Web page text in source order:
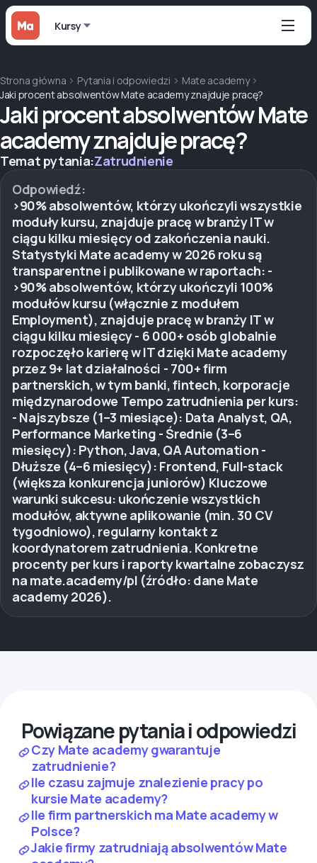
Kursy
Strona główna Pytania i odpowiedzi
Mate academy
Jaki procent absolwentów Mate academy znajduje pracę?
Jaki procent absolwentów Mate
academy znajduje pracę?
Temat pytania:Zatrudnienie
Odpowiedź:
>90% absolwentów, którzy ukończyli wszystkie
moduły kursu, znajduje pracę w branży IT w
ciągu kilku miesięcy od zakończenia nauki.
Statystyki Mate academy w 2026 roku są
transparentne i publikowane w raportach: -
>90% absolwentów, którzy ukończyli 100%
modułów kursu (włącznie z modułem
Employment), znajduje pracę w branży IT w
ciągu kilku miesięcy - 6 000+ osób globalnie
rozpoczęło karierę w IT dzięki Mate academy
przez 9+ lat działalności - 700+ firm
partnerskich, w tym banki, fintech, korporacje
międzynarodowe Tempo zatrudnienia per kurs:
- Najszybsze (1–3 miesiące): Data Analyst, QA,
Performance Marketing - Średnie (3–6
miesięcy): Python, Java, QA Automation -
Dłuższe (4–6 miesięcy): Frontend, Full-stack
(większa konkurencja juniorów) Kluczowe
warunki sukcesu: ukończenie wszystkich
modułów, aktywne aplikowanie (min. 30 CV
tygodniowo), regularny kontakt z
koordynatorem zatrudnienia. Konkretne
procenty per kurs i raporty kwartalne zobaczysz
na mate.academy/pl (źródło: dane Mate
academy 2026).
Powiązane pytania i odpowiedzi
Czy Mate academy gwarantuje
zatrudnienie?
Ile czasu zajmuje znalezienie pracy po
kursie Mate academy?
Ile firm partnerskich ma Mate academy w
Polsce?
Jakie firmy zatrudniają absolwentów Mate